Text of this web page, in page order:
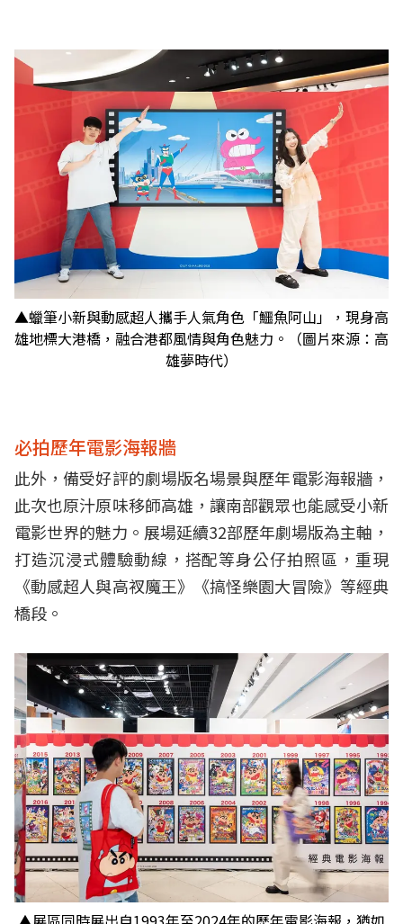
▲蠟筆小新與動感超人攜手人氣角色「鱷魚阿山」，現身高
雄地標大港橋，融合港都風情與角色魅力。（圖片來源：高
雄夢時代）
必拍歷年電影海報牆
此外，備受好評的劇場版名場景與歷年電影海報牆，
此次也原汁原味移師高雄，讓南部觀眾也能感受小新
電影世界的魅力。展場延續32部歷年劇場版為主軸，
打造沉浸式體驗動線，搭配等身公仔拍照區，重現
《動感超人與高衩魔王》《搞怪樂園大冒險》等經典
橋段。